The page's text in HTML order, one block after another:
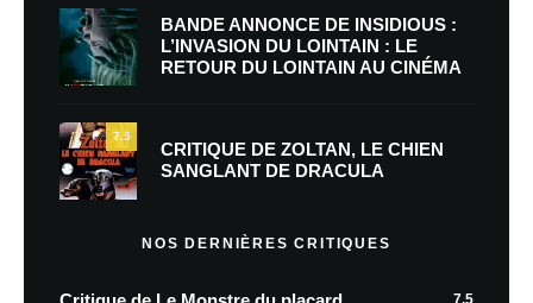
BANDE ANNONCE DE INSIDIOUS :
L’INVASION DU LOINTAIN : LE
RETOUR DU LOINTAIN AU CINÉMA
7.5
CRITIQUE DE ZOLTAN, LE CHIEN
SANGLANT DE DRACULA
NOS DERNIÈRES CRITIQUES